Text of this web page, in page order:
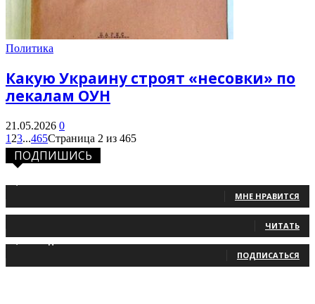
Политика
Какую Украину строят «несовки» по
лекалам ОУН
21.05.2026 0
123...465Страница 2 из 465
ПОДПИШИСЬ
МНЕ НРАВИТСЯ
ЧИТАТЬ
ПОДПИСАТЬСЯ